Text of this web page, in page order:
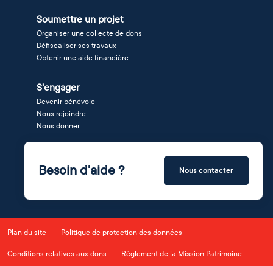
Soumettre un projet
Organiser une collecte de dons
Défiscaliser ses travaux
Obtenir une aide financière
S'engager
Devenir bénévole
Nous rejoindre
Nous donner
Besoin d'aide ? Nous contacter
Plan du site Politique de protection des données
Conditions relatives aux dons Règlement de la Mission Patrimoine